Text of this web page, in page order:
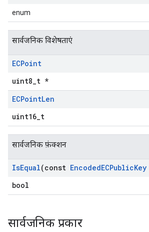
enum
सार्वजनिक विशेषताएं
ECPoint
uint8_t *
ECPointLen
uint16_t
सार्वजनिक फ़ंक्शन
IsEqual(const EncodedECPublicKey
bool
सार्वजनिक प्रकार